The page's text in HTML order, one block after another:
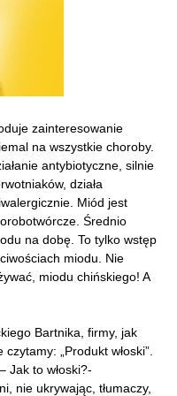
zainteresowanie
na wszystkie choroby.
antybiotyczne, silnie
działa
Miód jest
Średnio
na dobę. To tylko wstęp
miodu. Nie
miodu chińskiego! A
Bartnika, firmy, jak
„Produkt włoski”.
Jak to włoski?-
nie ukrywając, tłumaczy,